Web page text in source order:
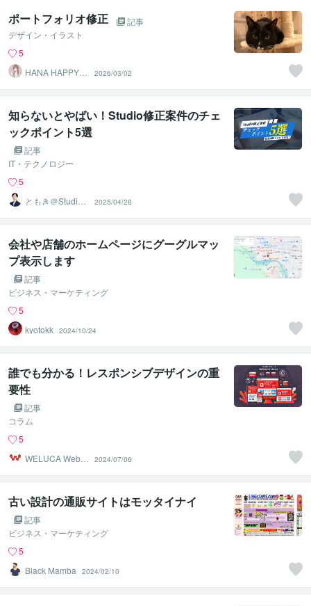
ポートフォリオ修正
記事
デザイン・イラスト
5
HANA HAPPY 8
2026/03/02
知らないとやばい！Studio修正案件のチェ
ックポイント5選
記事
IT・テクノロジー
5
ともき＠Studio×
AIコーチ
2025/04/28
会社や店舗のホームページにグーグルマッ
プ表示します
記事
ビジネス・マーケティング
5
kyotokk 2024/10/24
誰でも分かる！レスポンシブデザインの重
要性
記事
コラム
5
WELUCA Web｜
作屋
2024/07/06
古い設計の通販サイトはモッタイナイ
記事
ビジネス・マーケティング
5
Black Mamba
2024/02/10